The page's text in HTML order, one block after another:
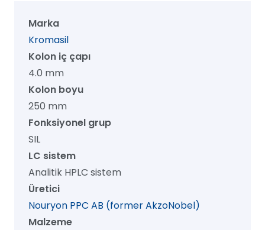
Kolon,
µm,
mm
250
mm,
1/pk
adet
Marka
Kromasil
Kolon iç çapı
4.0 mm
Kolon boyu
250 mm
Fonksiyonel grup
SIL
LC sistem
Analitik HPLC sistem
Üretici
Nouryon PPC AB (former AkzoNobel)
Malzeme